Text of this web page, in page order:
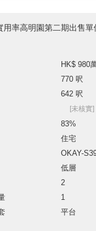
用率高明園第二期出售單
HK$ 980
770 呎
642 呎
[未核實]
83%
住宅
OKAY-
低層
2
1
平台